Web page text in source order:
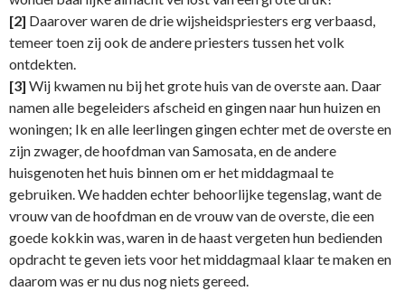
[2] Daarover waren de drie wijsheidspriesters erg verbaasd,
temeer toen zij ook de andere priesters tussen het volk
ontdekten.
[3] Wij kwamen nu bij het grote huis van de overste aan. Daar
namen alle begeleiders afscheid en gingen naar hun huizen en
woningen; Ik en alle leerlingen gingen echter met de overste en
zijn zwager, de hoofdman van Samosata, en de andere
huisgenoten het huis binnen om er het middagmaal te
gebruiken. We hadden echter behoorlijke tegenslag, want de
vrouw van de hoofdman en de vrouw van de overste, die een
goede kokkin was, waren in de haast vergeten hun bedienden
opdracht te geven iets voor het middagmaal klaar te maken en
daarom was er nu dus nog niets gereed.